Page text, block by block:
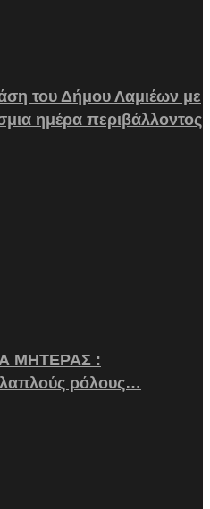
του Δήμου Λαμιέων με
ημέρα περιβάλλοντος
ΜΗΤΕΡΑΣ :
ρόλους…